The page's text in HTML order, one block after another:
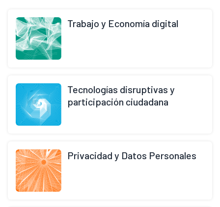
Trabajo y Economía digital
Tecnologías disruptivas y
participación ciudadana
Privacidad y Datos Personales